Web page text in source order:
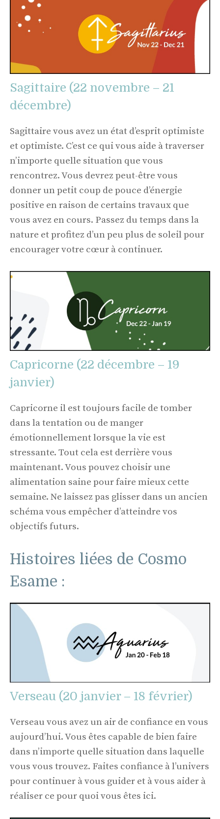
Sagittaire (22 novembre – 21
décembre)
Sagittaire vous avez un état d’esprit optimiste
et optimiste. C’est ce qui vous aide à traverser
n’importe quelle situation que vous
rencontrez. Vous devrez peut-être vous
donner un petit coup de pouce d’énergie
positive en raison de certains travaux que
vous avez en cours. Passez du temps dans la
nature et profitez d’un peu plus de soleil pour
encourager votre cœur à continuer.
Capricorne (22 décembre – 19
janvier)
Capricorne il est toujours facile de tomber
dans la tentation ou de manger
émotionnellement lorsque la vie est
stressante. Tout cela est derrière vous
maintenant. Vous pouvez choisir une
alimentation saine pour faire mieux cette
semaine. Ne laissez pas glisser dans un ancien
schéma vous empêcher d’atteindre vos
objectifs futurs.
Histoires liées de Cosmo
Esame :
Verseau (20 janvier – 18 février)
Verseau vous avez un air de confiance en vous
aujourd’hui. Vous êtes capable de bien faire
dans n’importe quelle situation dans laquelle
vous vous trouvez. Faites confiance à l’univers
pour continuer à vous guider et à vous aider à
réaliser ce pour quoi vous êtes ici.